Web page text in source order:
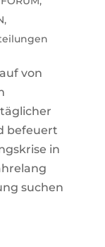
,
von
befeuert
in
suchen